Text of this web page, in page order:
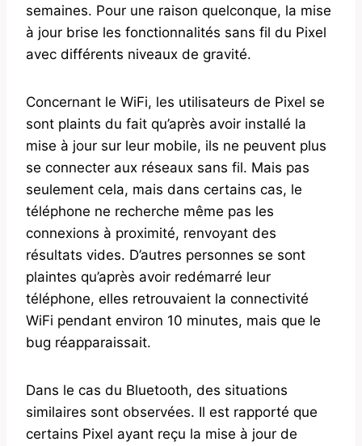
semaines. Pour une raison quelconque, la mise
à jour brise les fonctionnalités sans fil du Pixel
avec différents niveaux de gravité.
Concernant le WiFi, les utilisateurs de Pixel se
sont plaints du fait qu’après avoir installé la
mise à jour sur leur mobile, ils ne peuvent plus
se connecter aux réseaux sans fil. Mais pas
seulement cela, mais dans certains cas, le
téléphone ne recherche même pas les
connexions à proximité, renvoyant des
résultats vides. D’autres personnes se sont
plaintes qu’après avoir redémarré leur
téléphone, elles retrouvaient la connectivité
WiFi pendant environ 10 minutes, mais que le
bug réapparaissait.
Dans le cas du Bluetooth, des situations
similaires sont observées. Il est rapporté que
certains Pixel ayant reçu la mise à jour de